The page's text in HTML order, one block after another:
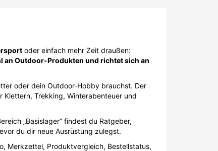
oder einfach mehr Zeit draußen:
an Outdoor-Produkten und richtet sich an
oder dein Outdoor-Hobby brauchst. Der
Trekking, Winterabenteuer und
„Basislager“ findest du Ratgeber,
du dir neue Ausrüstung zulegst.
Merkzettel, Produktvergleich, Bestellstatus,